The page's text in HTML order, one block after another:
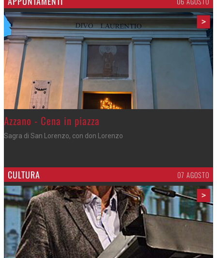
>
Gli appuntamenti fino a sabato
Cosa fare questi giorni nel Cremasco
CULTURA 07 AGOSTO
>